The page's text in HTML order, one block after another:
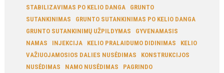
STABILIZAVIMAS PO KELIO DANGA
GRUNTO
SUTANKINIMAS
GRUNTO SUTANKINIMAS PO KELIO DANGA
GRUNTO SUTANKINIMŲ UŽPILDYMAS
GYVENAMASIS
NAMAS
INJEKCIJA KELIO PRALAIDUMO DIDINIMAS
KELIO
VAŽIUOJAMOSIOS DALIES NUSĖDIMAS
KONSTRUKCIJOS
NUSĖDIMAS
NAMO NUSĖDIMAS
PAGRINDO